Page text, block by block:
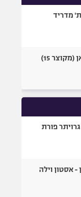
מדריד
15)
פורת
- אסטון וילה